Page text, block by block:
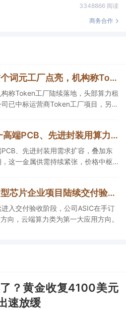
3348866 阅读
商务合作
【电报解读】北京市首个词元工厂点亮，机构称Token工厂陆续落地，头部算力租赁厂商卡位优势突出，这家公司已中标运营商Token工厂项目
称Token工厂陆续落地，头部算力租
已中标运营商Token工厂项目，另一
【风口研报·公司】这一高端PCB、先进封装用算力金属需求持续扩容，公司产销量稳居全球第一，且量增计划稳步推进，有望充分受益价格上行
、先进封装用需求扩容，叠加东
这一金属供需持续紧张，价格中枢
行。
【机构调研】这家平台型芯片企业项目陆续交付验收，ASIC在手订单覆盖云端AI等多个方向
入交付验收阶段，公司ASIC在手订
向，云端算力类为第一大应用方向。
？黄金收复4100美元
速放缓